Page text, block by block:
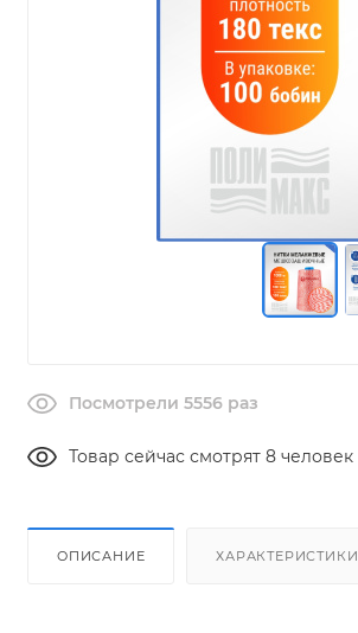
Посмотрели 5556 раз
Товар сейчас смотрят 8 человек
ОПИСАНИЕ ХАРАКТЕРИСТИКИ